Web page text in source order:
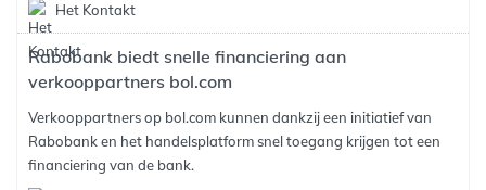
Het Kontakt
Rabobank biedt snelle financiering aan
verkooppartners bol.com
Verkooppartners op bol.com kunnen dankzij een initiatief van
Rabobank en het handelsplatform snel toegang krijgen tot een
financiering van de bank.